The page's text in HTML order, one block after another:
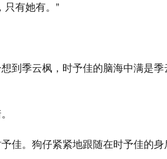
有她有。”
季云枫，时予佳的脑海中满是
。狗仔紧紧地跟随在时予佳的身